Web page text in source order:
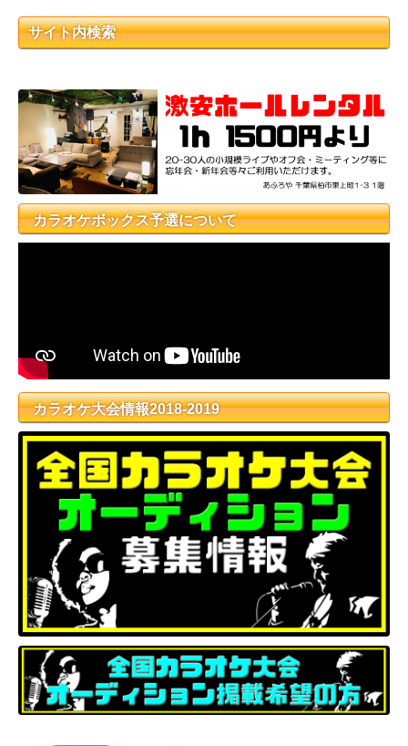
サイト内検索
カラオケボックス予選について
カラオケ大会情報2018-2019